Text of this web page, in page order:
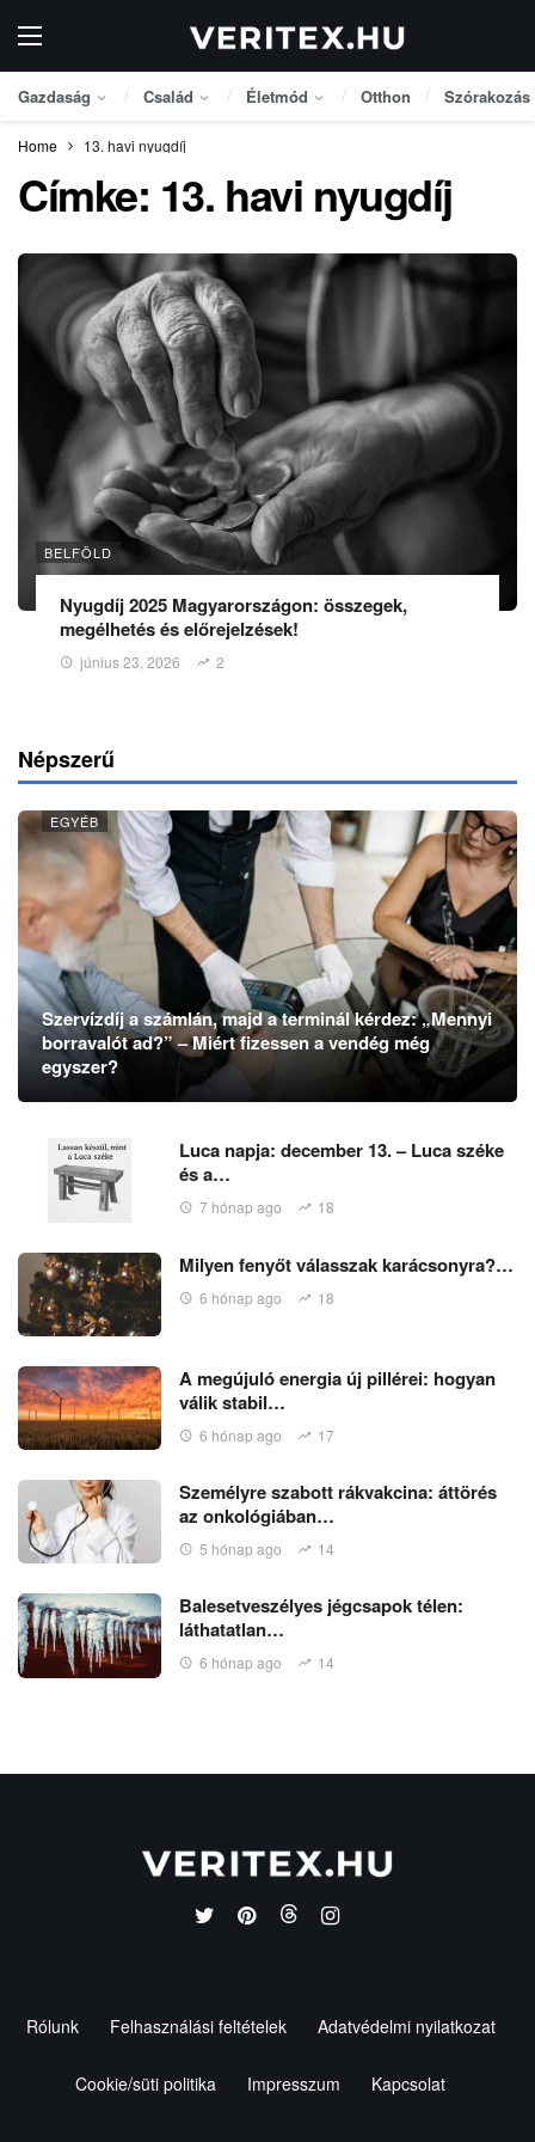
Gazdaság Család Életmód Otthon Szórakozás
Home 13. havi nyugdíj
Címke: 13. havi nyugdíj
BELFÖLD
Nyugdíj 2025 Magyarországon: összegek,
megélhetés és előrejelzések!
június 23, 2026 2
Népszerű
EGYÉB
Szervízdíj a számlán, majd a terminál kérdez: „Mennyi
borravalót ad?” – Miért fizessen a vendég még
egyszer?
Luca napja: december 13. – Luca széke
és a…
7 hónap ago 18
Milyen fenyőt válasszak karácsonyra?…
6 hónap ago 18
A megújuló energia új pillérei: hogyan
válik stabil…
6 hónap ago 17
Személyre szabott rákvakcina: áttörés
az onkológiában…
5 hónap ago 14
Balesetveszélyes jégcsapok télen:
láthatatlan…
6 hónap ago 14
Rólunk Felhasználási feltételek Adatvédelmi nyilatkozat
Cookie/süti politika Impresszum Kapcsolat